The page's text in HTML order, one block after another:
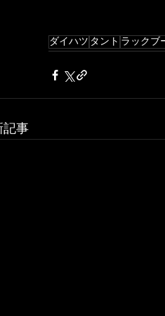
ダイハツ タント ラックブ
記事